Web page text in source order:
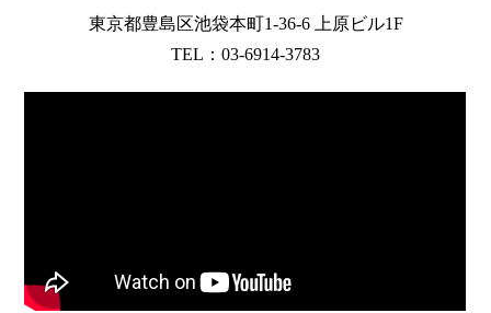
東京都豊島区池袋本町1-36-6 上原ビル1F
TEL：03-6914-3783